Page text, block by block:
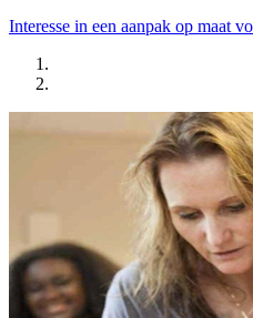
Interesse in een aanpak op maat